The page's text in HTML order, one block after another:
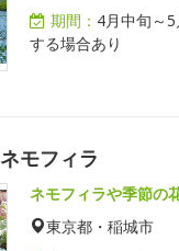
期間： 4月中旬～
する場合あり
モフィラ
ネモフィラや季節の
東京都・稲城市